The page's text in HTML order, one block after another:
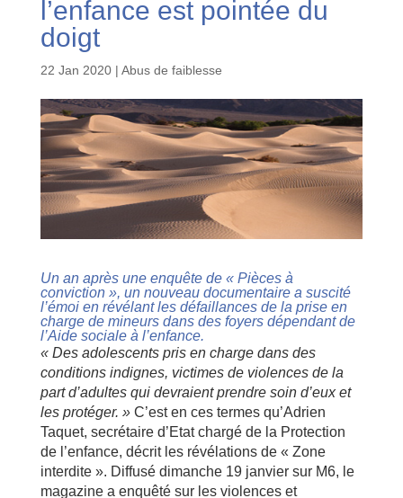
l’enfance est pointée du
doigt
22 Jan 2020| Abus de faiblesse
Un an après une enquête de « Pièces à
conviction », un nouveau documentaire a suscité
l’émoi en révélant les défaillances de la prise en
charge de mineurs dans des foyers dépendant de
l’Aide sociale à l’enfance.
« Des adolescents pris en charge dans des
conditions indignes, victimes de violences de la
part d’adultes qui devraient prendre soin d’eux et
les protéger. » C’est en ces termes qu’Adrien
Taquet, secrétaire d’Etat chargé de la Protection
de l’enfance, décrit les révélations de « Zone
interdite ». Diffusé dimanche 19 janvier sur M6, le
magazine a enquêté sur les violences et